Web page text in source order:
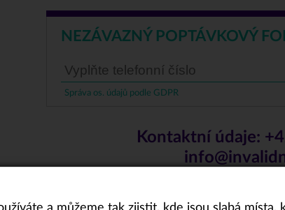
NEZÁVAZNÝ POPTÁVKOVÝ
Správa os. údajů podle GDPR
Kontaktní údaje:
Doprava